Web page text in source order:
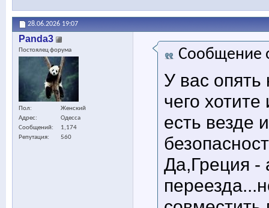
28.06.2026 19:07
Panda3
Постоялец форума
Пол
Женский
Адрес
Одесса
Сообщений
1,174
Репутация
560
Сообщение
У вас
чего
есть
Да,Греция -